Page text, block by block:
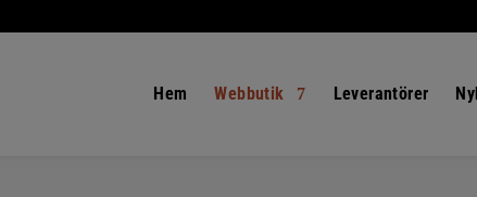
Hem Webbutik Leverantörer